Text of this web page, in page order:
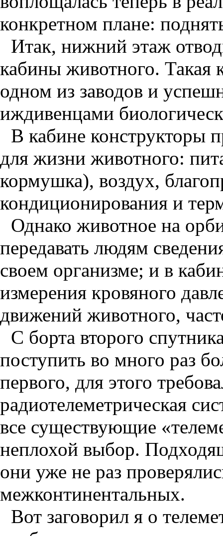
конкретном плане:
Итак, нижний этаж
кабины животного. Такая
одном из заводов и
иждивенцами
В кабине конструкторы
для жизни животного:
кормушка), воздух,
кондиционирования и
Однако животное на
передавать людям
своем организме; и в
измерения кровяного
движений животного,
С борта второго
поступить во много раз
первого, для этого
радиотелеметрическая
все существующие
неплохой выбор.
они уже не раз
межконтинентальных.
Вот заговорил я о